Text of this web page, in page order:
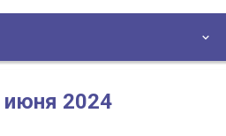
июня 2024